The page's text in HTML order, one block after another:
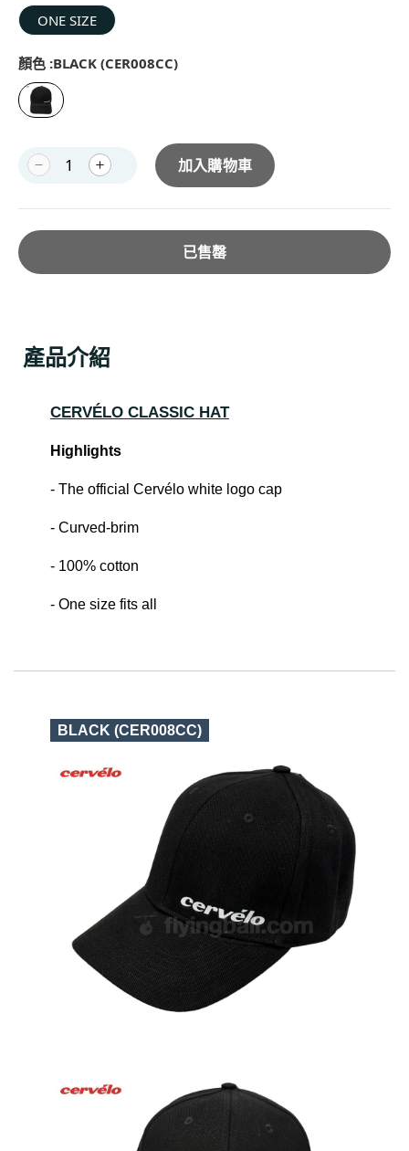
ONE SIZE
顏色 :BLACK (CER008CC)
加入購物車
已售罄
產品介紹
CERVÉLO CLASSIC HAT
Highlights
- The official Cervélo white logo cap
- Curved-brim
- 100% cotton
- One size fits all
BLACK (CER008CC)